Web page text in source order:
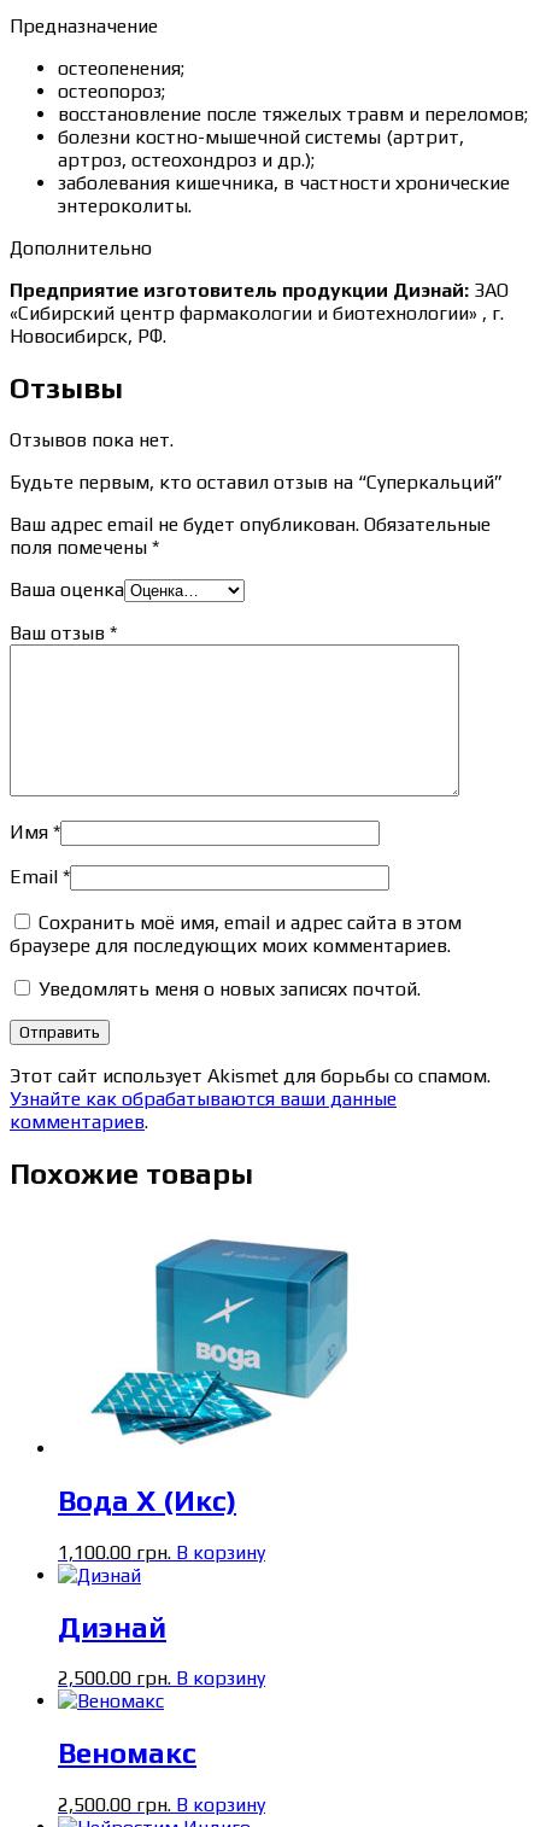
Предназначение
остеопенения;
остеопороз;
восстановление после тяжелых травм и переломов;
болезни костно-мышечной системы (артрит,
артроз, остеохондроз и др.);
заболевания кишечника, в частности хронические
энтероколиты.
Дополнительно
Предприятие изготовитель продукции Диэнай: ЗАО
«Сибирский центр фармакологии и биотехнологии» , г.
Новосибирск, РФ.
Отзывы
Отзывов пока нет.
Будьте первым, кто оставил отзыв на “Суперкальций”
Ваш адрес email не будет опубликован. Обязательные
поля помечены *
Ваша оценка
Ваш отзыв *
Имя *
Email *
Сохранить моё имя, email и адрес сайта в этом
браузере для последующих моих комментариев.
Уведомлять меня о новых записях почтой.
Этот сайт использует Akismet для борьбы со спамом.
Узнайте как обрабатываются ваши данные
комментариев.
Похожие товары
Вода X (Икс)
1,100.00 грн. В корзину
Диэнай
2,500.00 грн. В корзину
Веномакс
2,500.00 грн. В корзину